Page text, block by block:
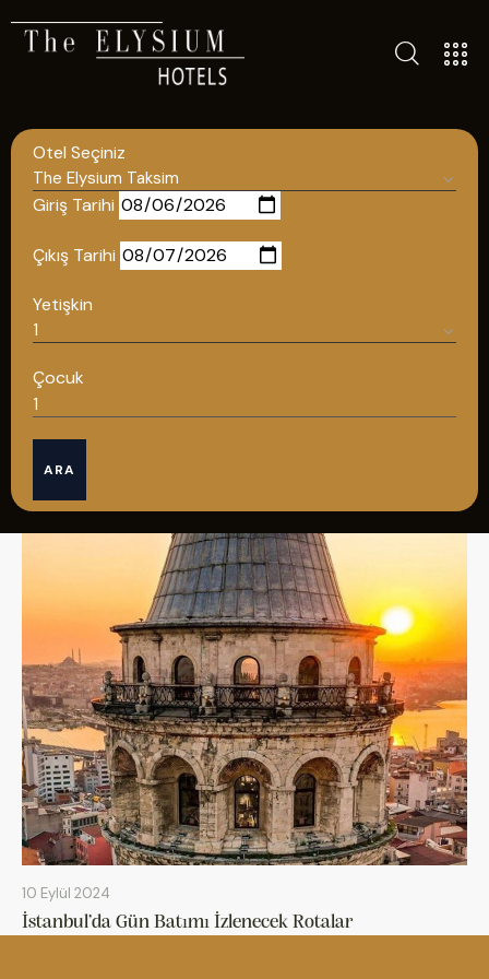
Otel Seçiniz
Giriş Tarihi
Çıkış Tarihi
Yetişkin
Çocuk
ARA
10 Eylül 2024
İstanbul’da Gün Batımı İzlenecek Rotalar
TÜM OTELLERIMIZ
POLITIKALAR
GIZLILIK POLITIKASI
Türkçe
08502421818
REZERVASYON